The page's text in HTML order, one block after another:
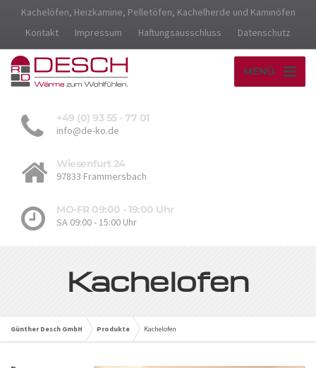
Kachelöfen, Heizkamine, Pelletöfen, Kachelherde und Kaminöfen
Kontakt
Impressum Haftungsausschluss Datenschutz
MENÜ
+49 (0) 93 55 - 77 01
info@de-ko.de
Wiesenfurt 24
97833 Frammersbach
MO-FR 09:00 - 19:00 Uhr
SA 09:00 - 15:00 Uhr
Kachelofen
Günther Desch GmbH Produkte Kachelofen